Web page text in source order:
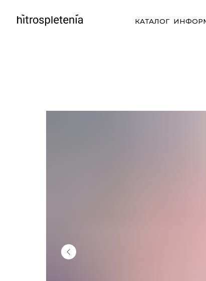
КАТАЛОГ ИНФОРМАЦИЯ